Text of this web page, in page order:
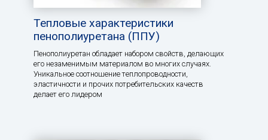
Тепловые характеристики
пенополиуретана (ППУ)
Пенополиуретан обладает набором свойств, делающих
его незаменимым материалом во многих случаях.
Уникальное соотношение теплопроводности,
эластичности и прочих потребительских качеств
делает его лидером